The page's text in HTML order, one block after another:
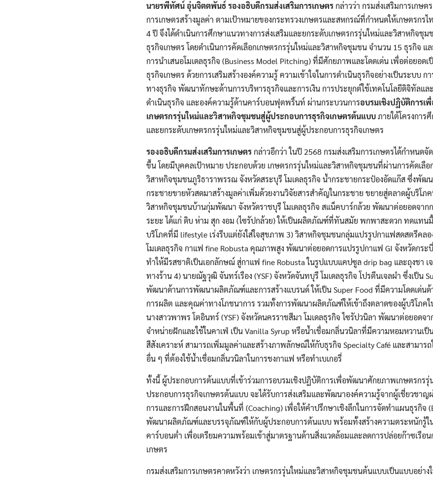
Search
Search
นายรพีทัศน์ อุ่นจิตตพันธ์ รองอธิบดีกรมส่งเสริมการเกษตรกล่าวว่า กรมส่งเสริมการเกษ
การเกษตรสร้างมูลค่า ตามเป้าหมายของกระทรวงเกษตรและสหกรณ์ที่กำหนดให้เกษตรกรไ
4 ปี จึงได้ดำเนินการศึกษาแนวทางการส่งเสริมและยกระดับเกษตรกรรุ่นใหม่และวิสาหกิจชุ
ธุรกิจเกษตร โดยดำเนินการคัดเลือกเกษตรกรรุ่นใหม่และวิสาหกิจชุมชน จำนวน 15 ธุรกิจ แ
การนำเสนอโมเดลธุรกิจ (Business Model Pitching) ที่มีศักยภาพและโดดเด่น เพื่อต่อยอด
ธุรกิจเกษตร ด้วยการเสริมสร้างองค์ความรู้ ความเข้าใจในการดำเนินธุรกิจอย่างเป็นระบบ ก
ทางธุรกิจ พัฒนาทักษะด้านการบริหารธุรกิจและการเงิน การประยุกต์ใช้เทคโนโลยีดิจิทัลแ
ดำเนินธุรกิจ และองค์ความรู้ด้านคาร์บอนฟุตพริ้นท์ ผ่านกระบวนการอบรมเชิงปฏิบัติการ
เกษตรกรรุ่นใหม่และวิสาหกิจชุมชนสู่ผู้ประกอบการธุรกิจเกษตรต้นแบบภายใต้โครงการ
และยกระดับเกษตรกรรุ่นใหม่และวิสาหกิจชุมชนสู่ผู้ประกอบการธุรกิจเกษตร
รองอธิบดีกรมส่งเสริมการเกษตรกล่าวอีกว่า ในปี 2568 กรมส่งเสริมการเกษตรได้กำหนด
ขึ้น โดยมีบุคคลเป้าหมาย ประกอบด้วย เกษตรกรรุ่นใหม่และวิสาหกิจชุมชนที่ผ่านการคัดเลือ
วิสาหกิจชุมชนภูริธาราพรรณ จังหวัดสระบุรี โมเดลธุรกิจ น้ำกระชายกระป๋องอัดแก๊ส ซึ่งพัฒ
กระชายขายหัวสดมาสร้างมูลค่าเพิ่มด้วยงานวิจัยสารสำคัญในกระชาย ขยายสู่ตลาดผู้บริโภ
วิสาหกิจชุมชนบ้านกุ่มพัฒนา จังหวัดราชบุรี โมเดลธุรกิจ สแน็คบาร์กล้วย พัฒนาต่อยอดจาก
ระยะ ได้แก่ ดิบ ห่าม สุก งอม (ไซรัปกล้วย) ให้เป็นผลิตภัณฑ์ที่ทันสมัย พกพาสะดวก ทดแทน
บริโภคที่มี lifestyle เร่งรีบแต่ยังใส่ใจสุขภาพ 3) วิสาหกิจชุมชนกลุ่มแปรรูปกาแฟสดสตรีคล
โมเดลธุรกิจ กาแฟ fine Robusta คุณภาพสูง พัฒนาต่อยอดการแปรรูปกาแฟ GI จังหวัดกระ
ทำให้มีรสชาติเป็นเอกลักษณ์ สู่กาแฟ fine Robusta ในรูปแบบแคปซูล drip bag และถุงชา
ทางร้าน 4) นายณัฐวุฒิ จันทร์เรือง (YSF) จังหวัดจันทบุรี โมเดลธุรกิจ โปรตีนเจลผำ ซึ่งเป็น
พัฒนาด้านการพัฒนาผลิตภัณฑ์และการสร้างแบรนด์ ให้เป็น Super Food ที่มีความโดดเด่น
การผลิต และคุณค่าทางโภชนาการ รวมทั้งการพัฒนาผลิตภัณฑ์ให้เข้าถึงตลาดของผู้บริโภคใ
นางสาวพาพร โตอินทร์ (YSF) จังหวัดนครราชสีมา โมเดลธุรกิจ ไซรัปวนิลา พัฒนาต่อยอดจ
จำหน่ายฝักและใช้ในคาเฟ่ เป็น Vanilla Syrup หรือน้ำเชื่อมกลิ่นวนิลาที่มีความหอมหวานเ
สีสังเคราะห์ สามารถเพิ่มมูลค่าและสร้างภาพลักษณ์ให้กับธุรกิจ Specialty Café และสามาร
อื่น ๆ ที่ต้องใช้น้ำเชื่อมกลิ่นวนิลาในการชงกาแฟ หรือทำเบเกอรี่
ทั้งนี้ ผู้ประกอบการต้นแบบที่เข้าร่วมการอบรมเชิงปฏิบัติการเพื่อพัฒนาศักยภาพเกษตรกร
ประกอบการธุรกิจเกษตรต้นแบบ จะได้รับการส่งเสริมและพัฒนาองค์ความรู้จากผู้เชี่ยวชาญ
การและการฝึกสอนงานในพื้นที่ (Coaching) เพื่อให้คำปรึกษาเชิงลึกในการจัดทำแผนธุรกิจ
พัฒนาผลิตภัณฑ์และบรรจุภัณฑ์ให้กับผู้ประกอบการต้นแบบ พร้อมทั้งสร้างความตระหนักรู้
คาร์บอนต่ำ เพื่อเตรียมความพร้อมเข้าสู่มาตรฐานด้านสิ่งแวดล้อมและลดการปล่อยก๊าซเรื
เกษตร
กรมส่งเสริมการเกษตรคาดหวังว่า เกษตรกรรุ่นใหม่และวิสาหกิจชุมชนต้นแบบเป็นแบบอย่าง